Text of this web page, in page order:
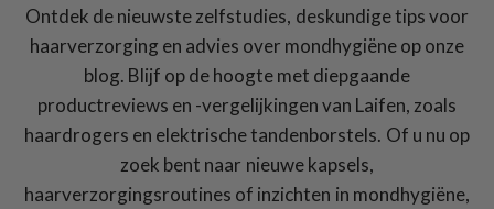
Ontdek de nieuwste zelfstudies, deskundige tips voor
haarverzorging en advies over mondhygiëne op onze
blog. Blijf op de hoogte met diepgaande
productreviews en -vergelijkingen van Laifen, zoals
haardrogers en elektrische tandenborstels. Of u nu op
zoek bent naar nieuwe kapsels,
haarverzorgingsroutines of inzichten in mondhygiëne,